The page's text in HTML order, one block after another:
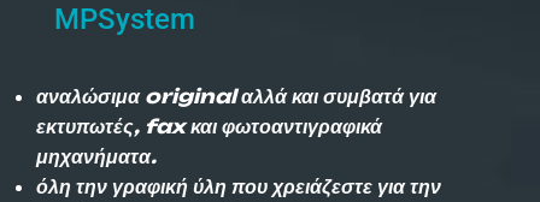
MPSystem
αναλώσιμα original αλλά και συμβατά για
εκτυπωτές, fax και φωτοαντιγραφικά
μηχανήματα.
όλη την γραφική ύλη που χρειάζεστε για την